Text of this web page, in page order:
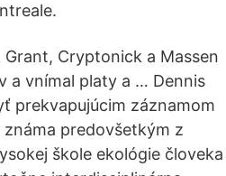
Cryptonick a Massen
a vnímal platy a … Dennis
prekvapujúcim záznamom
predovšetkým z
škole ekológie človeka